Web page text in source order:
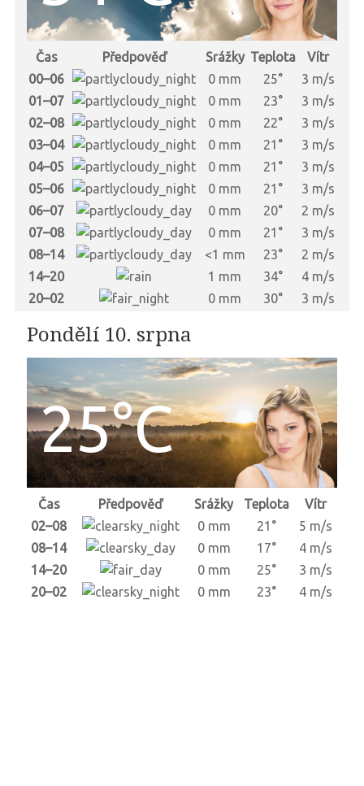
Čas Předpověď Srážky Teplota
Vítr
00–06
0 mm 25°
3 m/s
01–07
0 mm 23°
3 m/s
02–08
0 mm 22°
3 m/s
03–04
0 mm 21°
3 m/s
04–05
0 mm 21°
3 m/s
05–06
0 mm 21°
3 m/s
06–07
0 mm 20°
2 m/s
07–08
0 mm 21°
3 m/s
08–14
<1 mm 23°
2 m/s
14–20
1 mm 34°
4 m/s
20–02
0 mm 30° 3 m/s
Pondělí 10. srpna
25°C
Čas Předpověď Srážky Teplota
Vítr
02–08
0 mm 21°
5 m/s
08–14
0 mm 17°
4 m/s
14–20
0 mm 25°
3 m/s
20–02
0 mm 23° 4 m/s